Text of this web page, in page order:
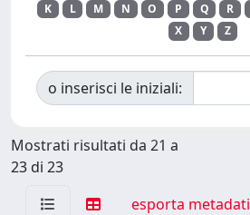
K
L M N O P Q R
X
Y Z
o inserisci le iniziali:
Mostrati risultati da 21 a
23 di 23
esporta metadati